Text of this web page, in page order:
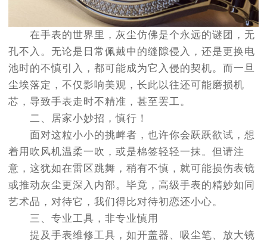
在手表的世界里，灰尘仿佛是个永远的谜团，无
孔不入。无论是日常佩戴中的缝隙侵入，还是更换电
池时的不慎引入，都可能成为它入侵的契机。而一旦
尘埃落定，不仅影响美观，长此以往还可能磨损机
芯，导致手表走时不精准，甚至罢工。
二、居家小妙招，慎行！
面对这粒小小的挑衅者，也许你会跃跃欲试，想
着用吹风机温柔一吹，或是棉签轻轻一抹。但请注
意，这犹如在雷区跳舞，稍有不慎，就可能损伤表镜
或推动灰尘更深入内部。毕竟，高级手表的精妙如同
艺术品，对待它，我们得比对待初恋还小心。
三、专业工具，非专业慎用
提及手表维修工具，如开盖器、吸尘笔、放大镜